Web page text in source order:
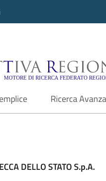
Regioni
Ricerca
DELLO STATO S.p.A.